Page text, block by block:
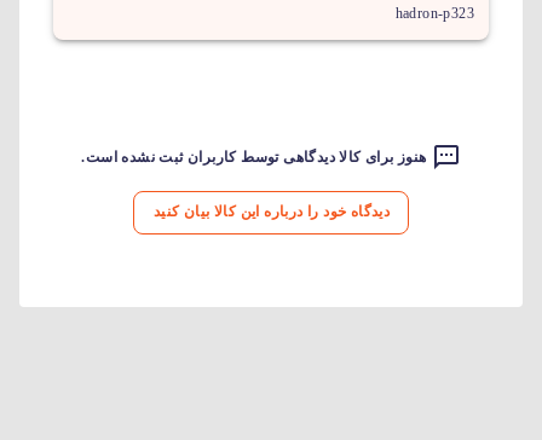
hadron-p323
هنوز برای کالا دیدگاهی توسط کاربران ثبت نشده است.
دیدگاه خود را درباره این کالا بیان کنید